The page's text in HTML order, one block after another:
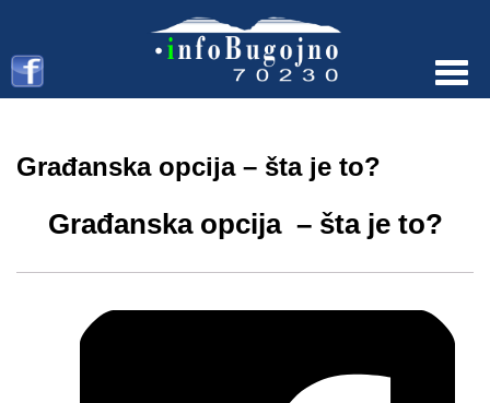
Građanska opcija – šta je to?
Građanska opcija – šta je to?